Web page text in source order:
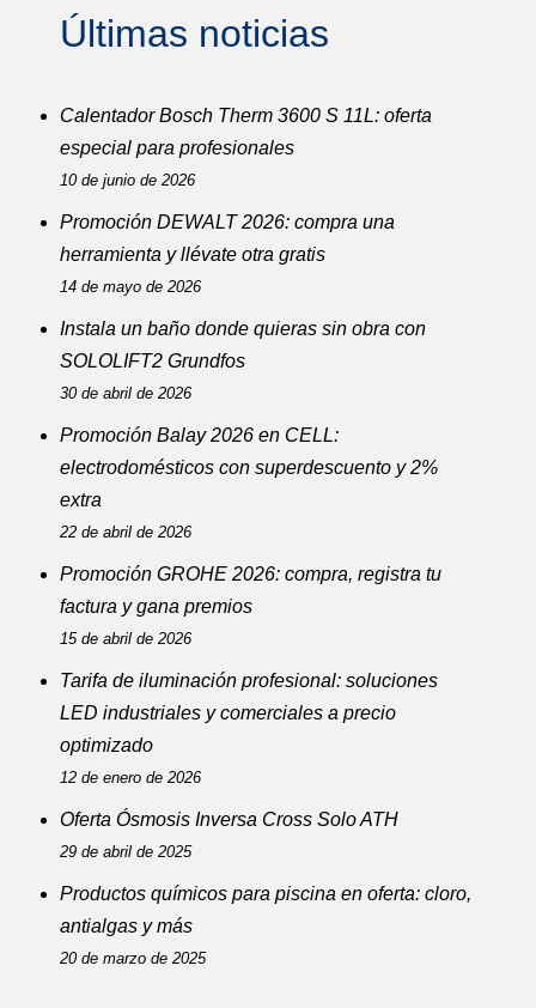
Últimas noticias
Calentador Bosch Therm 3600 S 11L: oferta
especial para profesionales
10 de junio de 2026
Promoción DEWALT 2026: compra una
herramienta y llévate otra gratis
14 de mayo de 2026
Instala un baño donde quieras sin obra con
SOLOLIFT2 Grundfos
30 de abril de 2026
Promoción Balay 2026 en CELL:
electrodomésticos con superdescuento y 2%
extra
22 de abril de 2026
Promoción GROHE 2026: compra, registra tu
factura y gana premios
15 de abril de 2026
Tarifa de iluminación profesional: soluciones
LED industriales y comerciales a precio
optimizado
12 de enero de 2026
Oferta Ósmosis Inversa Cross Solo ATH
29 de abril de 2025
Productos químicos para piscina en oferta: cloro,
antialgas y más
20 de marzo de 2025